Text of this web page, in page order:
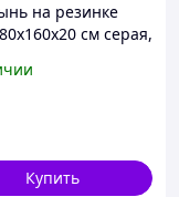
на резинке
см серая,
Купить